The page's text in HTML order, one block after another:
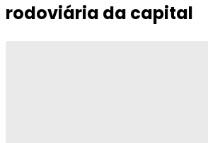
rodoviária da capital